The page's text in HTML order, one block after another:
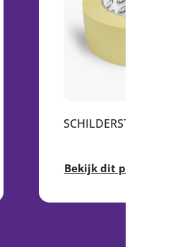
SCHILDERSTAPE
Bekijk dit product